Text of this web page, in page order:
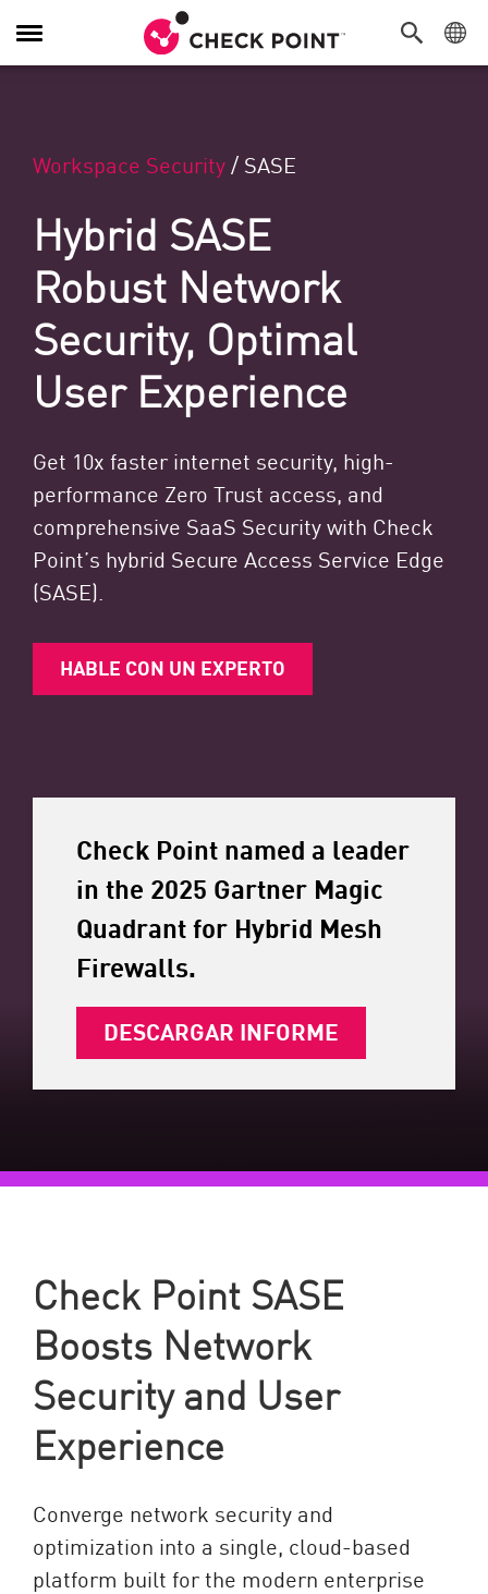
Alternar navegación
Workspace Security/ SASE
Hybrid SASE
Robust Network
Security, Optimal
User Experience
Get 10x faster internet security, high-
performance Zero Trust access, and
comprehensive SaaS Security with Check
Point’s hybrid Secure Access Service Edge
(SASE).​
HABLE CON UN EXPERTO
Check Point named a leader
in the 2025 Gartner Magic
Quadrant for Hybrid Mesh
Firewalls.
DESCARGAR INFORME
Check Point SASE
Boosts Network
Security and User
Experience
Converge network security and
optimization into a single, cloud-based
platform built for the modern enterprise